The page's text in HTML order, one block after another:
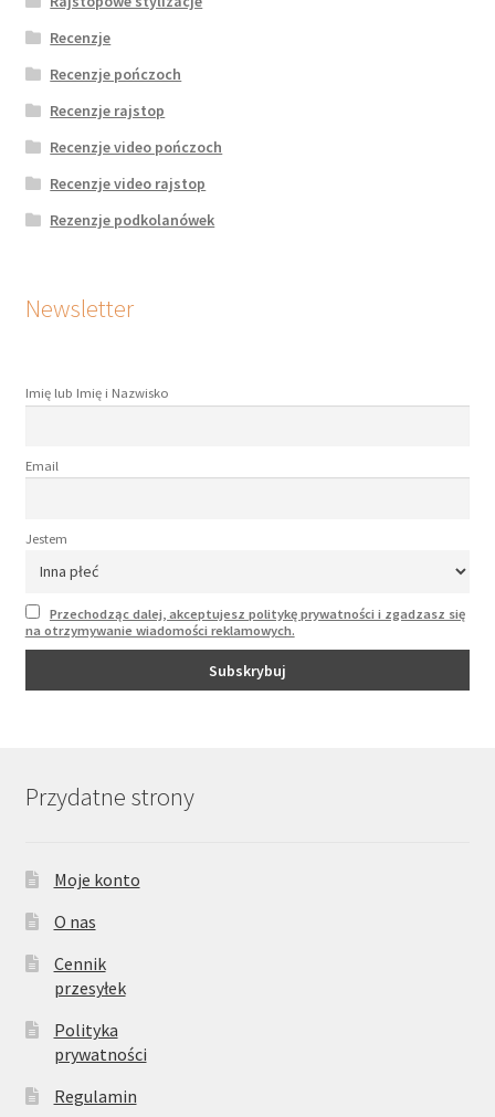
Recenzje
Recenzje pończoch
Recenzje rajstop
Recenzje video pończoch
Recenzje video rajstop
Rezenzje podkolanówek
Newsletter
Imię lub Imię i Nazwisko
Email
Jestem
Przechodząc dalej, akceptujesz politykę prywatności i zgadzasz się
na otrzymywanie wiadomości reklamowych.
Przydatne strony
Moje konto
O nas
Cennik
przesyłek
Polityka
prywatności
Regulamin